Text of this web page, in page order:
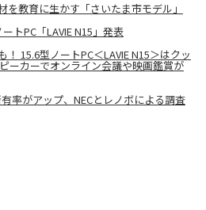
を教育に生かす「さいたま市モデル」
トPC「LAVIE N15」発表
15.6型ノートPC＜LAVIE N15＞はクッ
ーカーでオンライン会議や映画鑑賞が
率がアップ、NECとレノボによる調査